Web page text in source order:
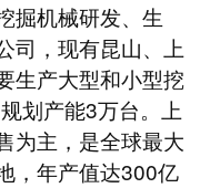
掘机械研发、生
司，现有昆山、上
生产大型和小型挖
划产能3万台。上
为主，是全球最大
，年产值达300亿